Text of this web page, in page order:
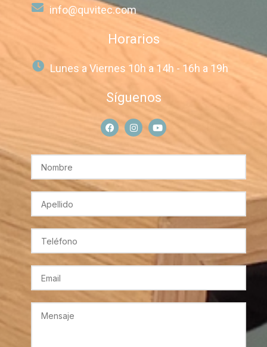
info@quvitec.com
Horarios
Lunes a Viernes 10h a 14h - 16h a 19h
Síguenos